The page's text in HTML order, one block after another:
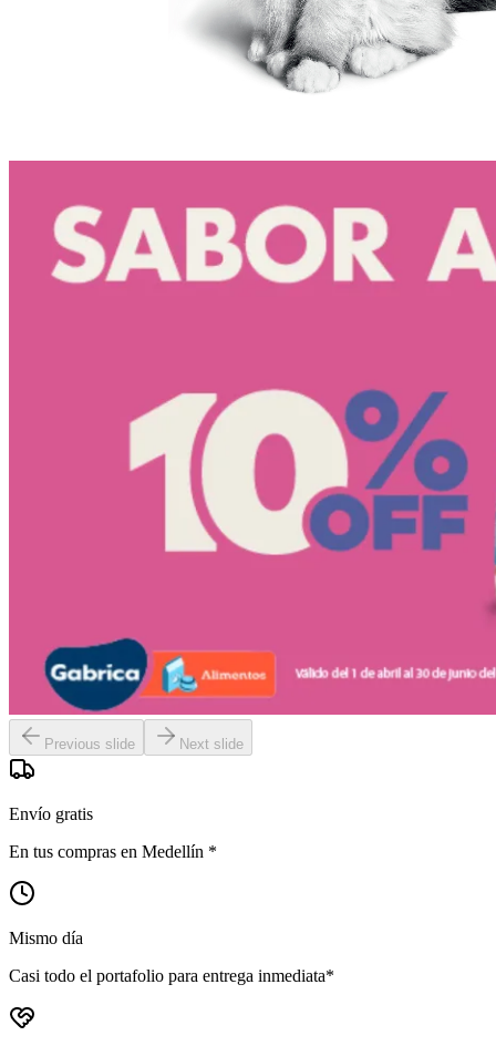
Previous slide Next slide
Envío gratis
En tus compras en Medellín *
Mismo día
Casi todo el portafolio para entrega inmediata*